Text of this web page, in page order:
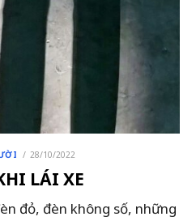
POSTED
28/10/2022
LÁI XE
đỏ, đèn không số, những